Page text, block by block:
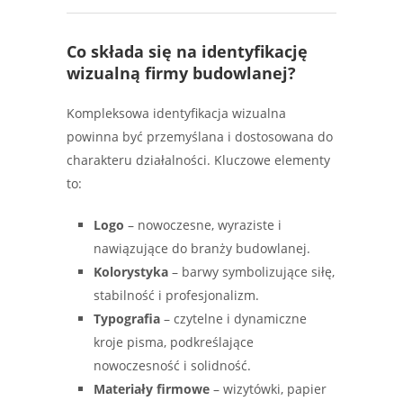
Co składa się na identyfikację
wizualną firmy budowlanej?
Kompleksowa identyfikacja wizualna
powinna być przemyślana i dostosowana do
charakteru działalności. Kluczowe elementy
to:
Logo – nowoczesne, wyraziste i
nawiązujące do branży budowlanej.
Kolorystyka – barwy symbolizujące siłę,
stabilność i profesjonalizm.
Typografia – czytelne i dynamiczne
kroje pisma, podkreślające
nowoczesność i solidność.
Materiały firmowe – wizytówki, papier